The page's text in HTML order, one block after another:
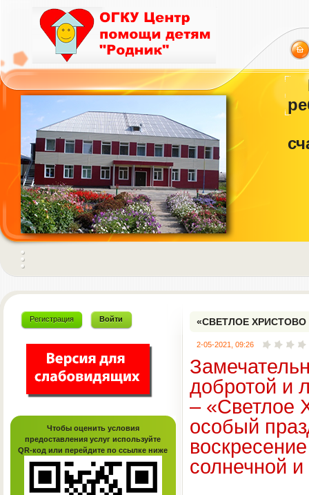
Регистрация Войти
Чтобы оценить условия
предоставления услуг используйте
QR-код или перейдите по ссылке ниже
«СВЕТЛОЕ ХРИСТОВО
2-05-2021, 09:26
добротой и
– «Светлое
особый
солнечной